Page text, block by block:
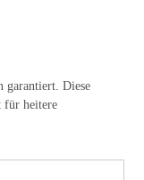
garantiert. Diese
für heitere